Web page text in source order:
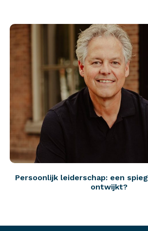
Persoonlijk leiderschap: een
ontwijkt?